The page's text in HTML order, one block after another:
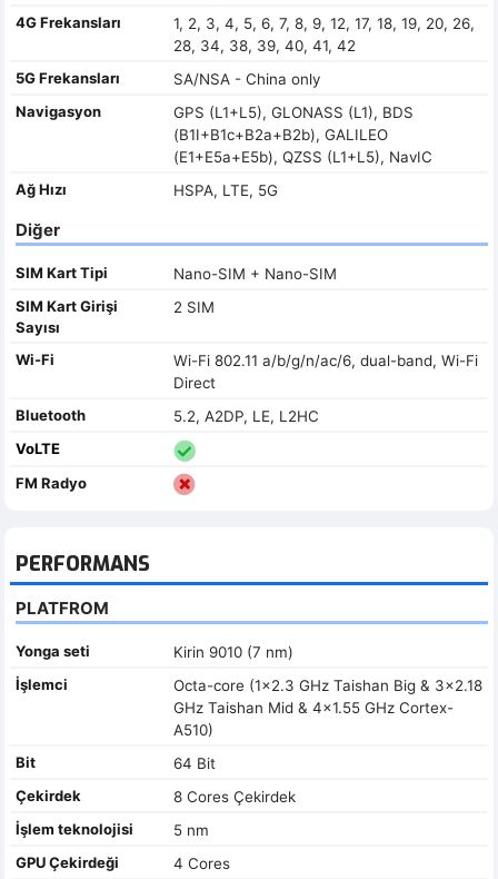
4G Frekansları
1, 2, 3, 4, 5, 6, 7, 8, 9, 12, 17, 18, 19, 20, 26,
28, 34, 38, 39, 40, 41, 42
5G Frekansları
SA/NSA - China only
Navigasyon
GPS (L1+L5), GLONASS (L1), BDS
(B1I+B1c+B2a+B2b), GALILEO
(E1+E5a+E5b), QZSS (L1+L5), NavIC
Ağ Hızı
HSPA, LTE, 5G
Diğer
SIM Kart Tipi
Nano-SIM + Nano-SIM
SIM Kart Girişi
Sayısı
2 SIM
Wi-Fi
Wi-Fi 802.11 a/b/g/n/ac/6, dual-band, Wi-Fi
Direct
Bluetooth
5.2, A2DP, LE, L2HC
VoLTE
FM Radyo
PERFORMANS
PLATFROM
Yonga seti
Kirin 9010 (7 nm)
İşlemci
Octa-core (1x2.3 GHz Taishan Big & 3x2.18
GHz Taishan Mid & 4x1.55 GHz Cortex-
A510)
Bit
64 Bit
Çekirdek
8 Cores Çekirdek
İşlem teknolojisi
5 nm
GPU Çekirdeği
4 Cores